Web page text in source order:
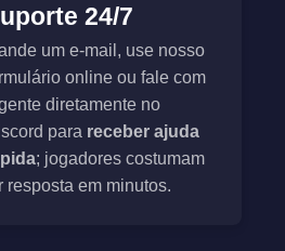
24/7
um e-mail, use nosso
online ou fale com
diretamente no
para receber ajuda
; jogadores costumam
resposta em minutos.